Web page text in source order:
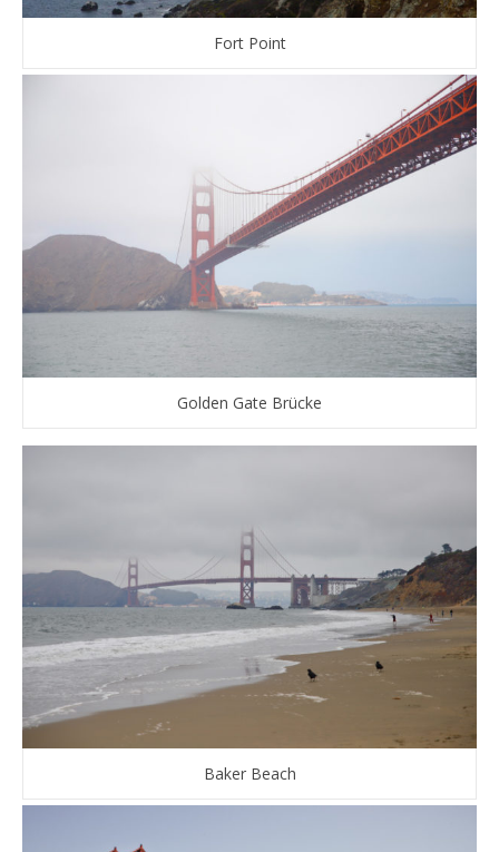
Fort Point
Golden Gate Brücke
Baker Beach